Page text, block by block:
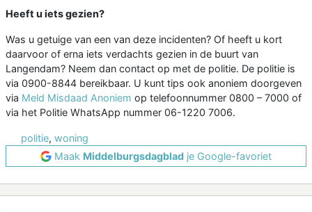
Heeft u iets gezien?
Was u getuige van een van deze incidenten? Of heeft u kort
daarvoor of erna iets verdachts gezien in de buurt van
Langendam? Neem dan contact op met de politie. De politie is
via 0900-8844 bereikbaar. U kunt tips ook anoniem doorgeven
via Meld Misdaad Anoniem op telefoonnummer 0800 – 7000 of
via het Politie WhatsApp nummer 06-1220 7006.
politie, woning
Maak Middelburgsdagblad je Google-favoriet